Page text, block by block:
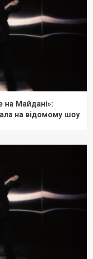
на Майдані»:
на відомому шоу